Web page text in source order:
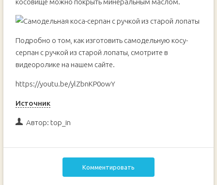
косовище можно покрыть минеральным маслом.
Подробно о том, как изготовить самодельную косу-
серпан с ручкой из старой лопаты, смотрите в
видеоролике на нашем сайте.
https://youtu.be/ylZbnKP0owY
Источник
Автор: top_in
Комментировать